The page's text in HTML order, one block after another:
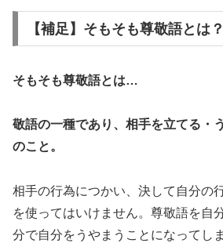
【補足】そもそも尊敬語とは？
そもそも尊敬語とは…
敬語の一種であり、相手を立てる・
のこと。
相手の行為につかい、決して自分の
を使ってはいけません。尊敬語を自
分で自分をうやまうことになってし